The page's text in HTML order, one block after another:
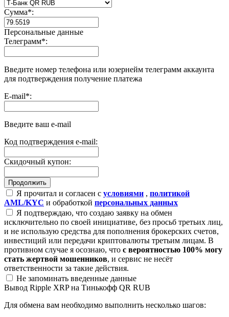
Сумма*:
Персональные данные
Телеграмм*:
Введите номер телефона или юзернейм телеграмм аккаунта
для подтверждения получение платежа
E-mail*:
Введите ваш e-mail
Код подтверждения e-mail:
Скидочный купон:
Я прочитал и согласен с условиями , политикой
AML/KYC и обработкой персональных данных
Я подтверждаю, что создаю заявку на обмен
исключительно по своей инициативе, без просьб третьих лиц,
и не использую средства для пополнения брокерских счетов,
инвестиций или передачи криптовалюты третьим лицам. В
противном случае я осознаю, что с вероятностью 100% могу
стать жертвой мошенников, и сервис не несёт
ответственности за такие действия.
Не запоминать введенные данные
Вывод Ripple XRP на Тинькофф QR RUB
Для обмена вам необходимо выполнить несколько шагов: